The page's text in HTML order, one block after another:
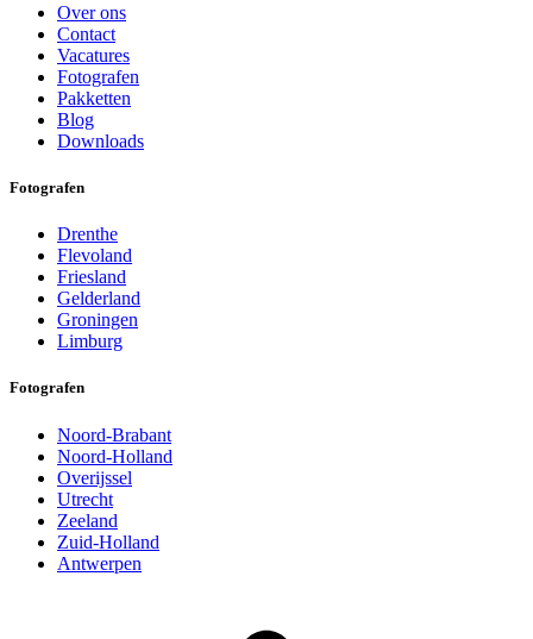
Over ons
Contact
Vacatures
Fotografen
Pakketten
Blog
Downloads
Fotografen
Drenthe
Flevoland
Friesland
Gelderland
Groningen
Limburg
Fotografen
Noord-Brabant
Noord-Holland
Overijssel
Utrecht
Zeeland
Zuid-Holland
Antwerpen